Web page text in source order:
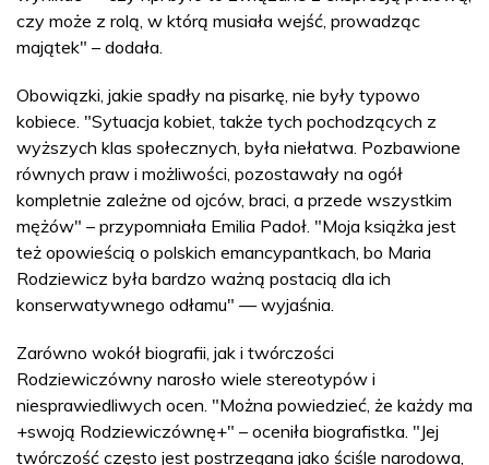
czy może z rolą, w którą musiała wejść, prowadząc
majątek" – dodała.
Obowiązki, jakie spadły na pisarkę, nie były typowo
kobiece. "Sytuacja kobiet, także tych pochodzących z
wyższych klas społecznych, była niełatwa. Pozbawione
równych praw i możliwości, pozostawały na ogół
kompletnie zależne od ojców, braci, a przede wszystkim
mężów" – przypomniała Emilia Padoł. "Moja książka jest
też opowieścią o polskich emancypantkach, bo Maria
Rodziewicz była bardzo ważną postacią dla ich
konserwatywnego odłamu" — wyjaśnia.
Zarówno wokół biografii, jak i twórczości
Rodziewiczówny narosło wiele stereotypów i
niesprawiedliwych ocen. "Można powiedzieć, że każdy ma
+swoją Rodziewiczównę+" – oceniła biografistka. "Jej
twórczość często jest postrzegana jako ściśle narodowa,